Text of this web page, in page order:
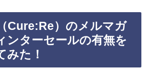
Cure:Re）のメルマガ
ンターセールの有無を
みた！